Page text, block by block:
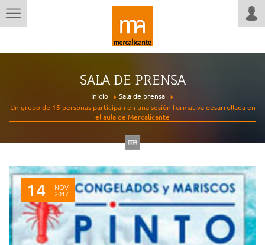
SALA DE PRENSA
Inicio
Sala de prensa
Un grupo de 15 personas participan en una sesión formativa desarrollada en
el aula de Mercalicante
14 NOV
2017